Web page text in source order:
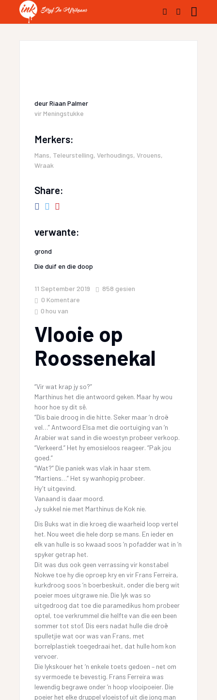
deurRiaan Palmer
vir Meningstukke
Merkers:
Mans, Teleurstelling,Verhoudings,Vrouens,
Wraak
Share:
verwante:
grond
Die duif en die doop
11 September 2019 858 gesien
0 Komentare
0 hou van
Vlooie op
Roossenekal
“Vir wat krap jy so?”
Marthinus het die antwoord geken. Maar hy wou
hoor hoe sy dit sê.
“Dis baie droog in die hitte. Seker maar ‘n droë
vel…” Antwoord Elsa met die oortuiging van ‘n
Arabier wat sand in die woestyn probeer verkoop.
“Verkeerd.” Het hy emosieloos reageer. “Pak jou
goed.”
“Wat?” Die paniek was vlak in haar stem.
“Martiens…” Het sy wanhopig probeer.
Hy’t uitgevind.
Vanaand is daar moord.
Jy sukkel nie met Marthinus de Kok nie.
Dis Buks wat in die kroeg die waarheid loop vertel
het. Nou weet die hele dorp se mans. En ieder en
elk van hulle is so kwaad soos ‘n pofadder wat in ‘n
spyker getrap het.
Dit was dus ook geen verrassing vir konstabel
Nokwe toe hy die oproep kry en vir Frans Ferreira,
kurkdroog soos ‘n boerbeskuit, onder die berg wit
poeier moes uitgrawe nie. Die lyk was so
uitgedroog dat toe die paramedikus hom probeer
optel, toe verkrummel die helfte van die een been
sommer tot stof. Dis eers nadat hulle die droë
spulletjie wat oor was van Frans, met
borrelplastiek toegedraai het, dat hulle hom kon
vervoer.
Die lykskouer het ‘n enkele toets gedoen – net om
sy vermoede te bevestig. Frans Ferreira was
lewendig begrawe onder ‘n hoop vlooipoeier. Die
poeier het elke druppel vloeistof uit die jong man